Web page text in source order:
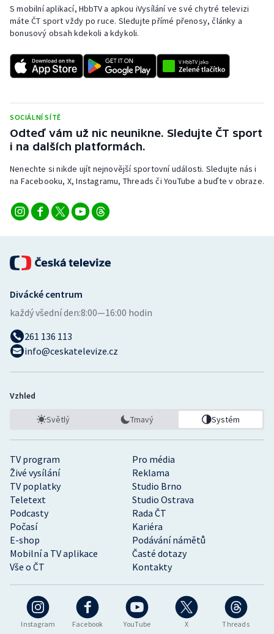
Rychlostní kanoistika
Short track
Sportovní střelba
Veslování
Vodní slalom
Volejbal
S mobilní aplikací, HbbTV a apkou iVysílání ve své chytré televizi
máte ČT sport vždy po ruce. Sledujte přímé přenosy, články a
bonusový obsah kdekoli a kdykoli.
SOCIÁLNÍ SÍTĚ
Odteď vám už nic neunikne. Sledujte ČT sport
i na dalších platformách.
Nenechte si nikde ujít nejnovější sportovní události. Sledujte nás i
na Facebooku, X, Instagramu, Threads či YouTube a buďte v obraze.
Instagram Facebook YouTube X Threads
TV program
Pro média
Živé vysílání
Reklama
TV poplatky
Studio Brno
Teletext
Studio Ostrava
Podcasty
Rada ČT
Počasí
Kariéra
E-shop
Podávání námětů
Mobilní a TV aplikace
Časté dotazy
Vše o ČT
Kontakty
Divácké centrum
každý všední den:8:00—16:00 hodin
261 136 113
info@ceskatelevize.cz
Vzhled
Světlý Tmavý Systém